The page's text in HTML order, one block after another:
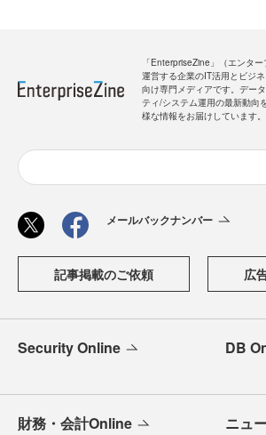
「EnterpriseZine」（エンタ
運営する企業のIT活用とビジ
向け専門メディアです。デー
ティ/システム運用の最新動向
様な情報をお届けしています。
メールバックナンバー
記事掲載のご依頼 広
Security Online DB
財務・会計Online ニュ